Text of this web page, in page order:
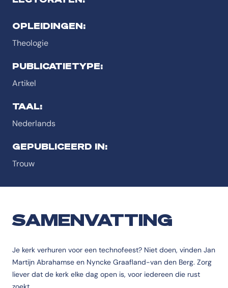
OPLEIDINGEN:
Theologie
PUBLICATIETYPE:
Artikel
TAAL:
Nederlands
GEPUBLICEERD IN:
Trouw
SAMENVATTING
Je kerk verhuren voor een technofeest? Niet doen, vinden Jan
Martijn Abrahamse en Nyncke Graafland-van den Berg. Zorg
liever dat de kerk elke dag open is, voor iedereen die rust